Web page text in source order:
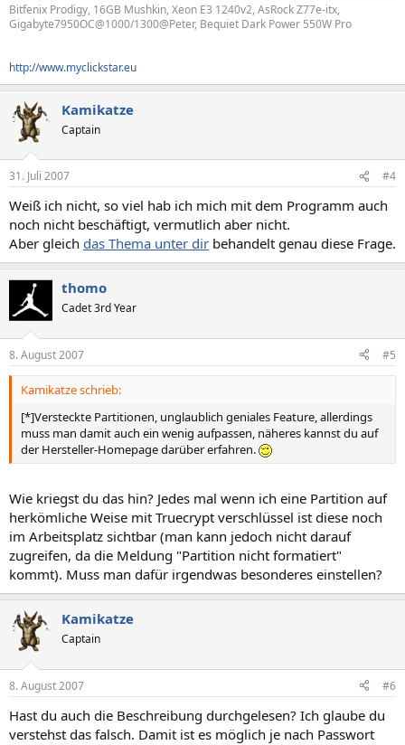
Bitfenix Prodigy, 16GB Mushkin, Xeon E3 1240v2, AsRock Z77e-itx,
Gigabyte7950OC@1000/1300@Peter, Bequiet Dark Power 550W Pro
http://www.myclickstar.eu
Kamikatze
Captain
31. Juli 2007 #4
Weiß ich nicht, so viel hab ich mich mit dem Programm auch
noch nicht beschäftigt, vermutlich aber nicht.
Aber gleich das Thema unter dir behandelt genau diese Frage.
thomo
Cadet 3rd Year
8. August 2007 #5
Kamikatze schrieb:
[*]Versteckte Partitionen, unglaublich geniales Feature, allerdings
muss man damit auch ein wenig aufpassen, näheres kannst du auf
der Hersteller-Homepage darüber erfahren.
Wie kriegst du das hin? Jedes mal wenn ich eine Partition auf
herkömliche Weise mit Truecrypt verschlüssel ist diese noch
im Arbeitsplatz sichtbar (man kann jedoch nicht darauf
zugreifen, da die Meldung "Partition nicht formatiert"
kommt). Muss man dafür irgendwas besonderes einstellen?
Kamikatze
Captain
8. August 2007 #6
Hast du auch die Beschreibung durchgelesen? Ich glaube du
verstehst das falsch. Damit ist es möglich je nach Passwort